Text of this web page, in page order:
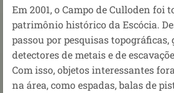
Em 2001, o Campo de Culloden foi
patrimônio histórico da Escócia.
passou por pesquisas topográficas,
detectores de metais e de
Com isso, objetos interessantes
na área, como espadas, balas de